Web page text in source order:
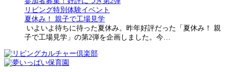
リビング特別体験イベント
夏休み！ 親子で工場見学
いよいよ待ちに待った夏休み。昨年好評だった「夏休み！ 親
子で工場見学」の第2弾を企画しました。今…